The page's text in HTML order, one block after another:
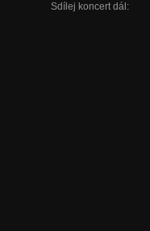
Sdílej koncert dál: